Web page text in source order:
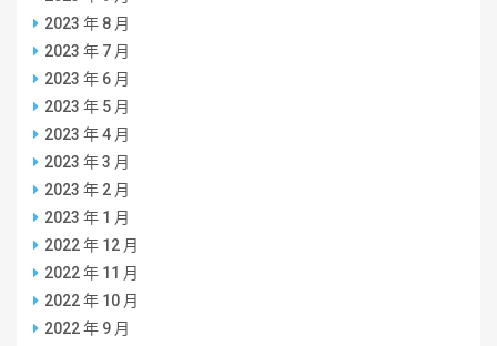
2023 年 8 月
2023 年 7 月
2023 年 6 月
2023 年 5 月
2023 年 4 月
2023 年 3 月
2023 年 2 月
2023 年 1 月
2022 年 12 月
2022 年 11 月
2022 年 10 月
2022 年 9 月